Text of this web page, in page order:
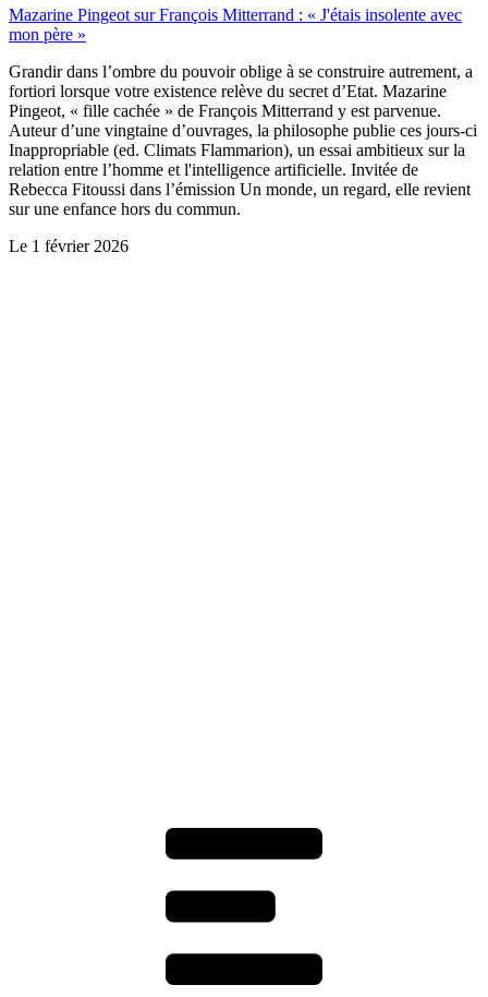
Mazarine Pingeot sur François Mitterrand : « J'étais insolente avec
mon père »
Grandir dans l’ombre du pouvoir oblige à se construire autrement, a
fortiori lorsque votre existence relève du secret d’Etat. Mazarine
Pingeot, « fille cachée » de François Mitterrand y est parvenue.
Auteur d’une vingtaine d’ouvrages, la philosophe publie ces jours-ci
Inappropriable (ed. Climats Flammarion), un essai ambitieux sur la
relation entre l’homme et l'intelligence artificielle. Invitée de
Rebecca Fitoussi dans l’émission Un monde, un regard, elle revient
sur une enfance hors du commun.
Le 1 février 2026